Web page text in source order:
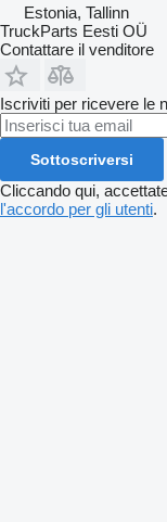
Estonia, Tallinn
TruckParts Eesti OÜ
Contattare il venditore
Iscriviti per ricevere le
Sottoscriversi
Cliccando qui,
l'accordo per gli utenti.